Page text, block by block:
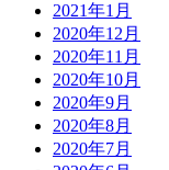
2021年1月
2020年12月
2020年11月
2020年10月
2020年9月
2020年8月
2020年7月